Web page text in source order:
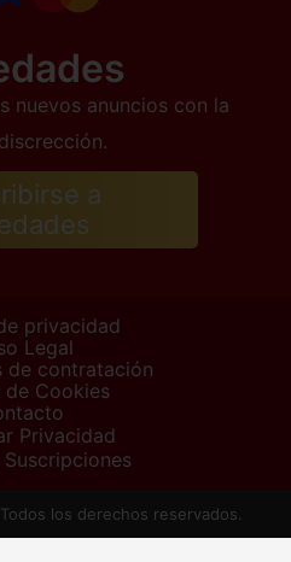
nuevos anuncios con la
a
privacidad
Legal
de contratación
de Cookies
Privacidad
los derechos reservados.